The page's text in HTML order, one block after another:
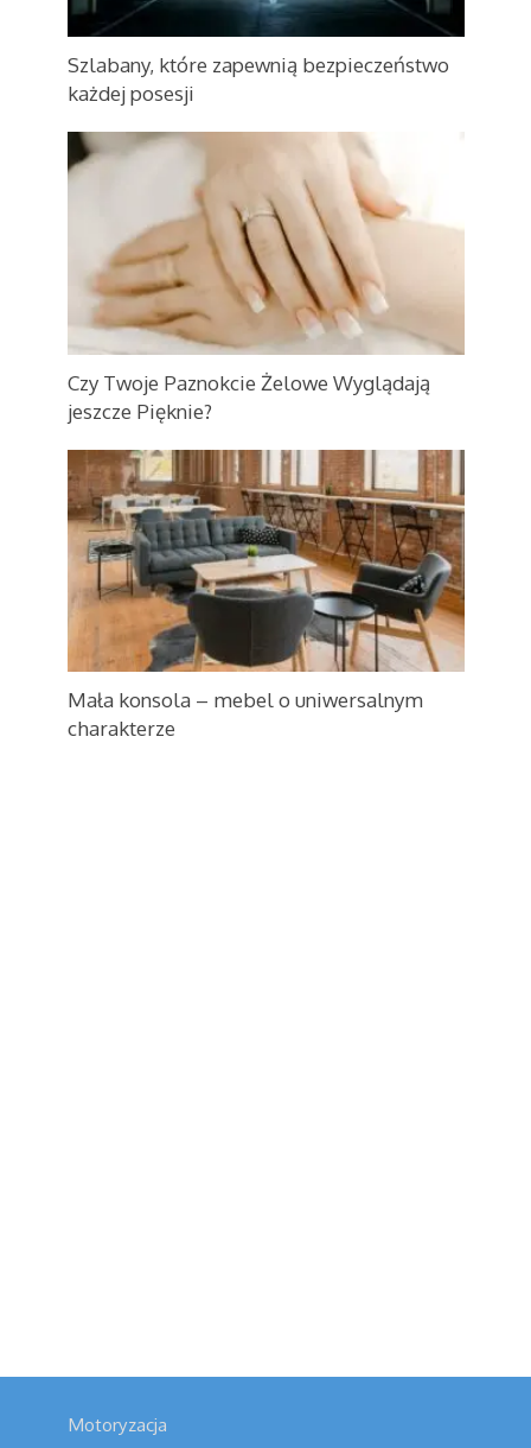
Szlabany, które zapewnią bezpieczeństwo
każdej posesji
Czy Twoje Paznokcie Żelowe Wyglądają
jeszcze Pięknie?
Mała konsola – mebel o uniwersalnym
charakterze
Motoryzacja